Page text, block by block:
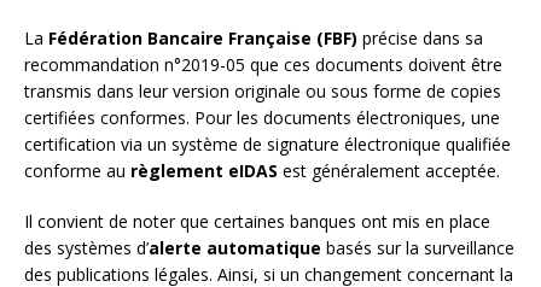
La Fédération Bancaire Française (FBF) précise dans sa
recommandation n°2019-05 que ces documents doivent être
transmis dans leur version originale ou sous forme de copies
certifiées conformes. Pour les documents électroniques, une
certification via un système de signature électronique qualifiée
conforme au règlement eIDAS est généralement acceptée.
Il convient de noter que certaines banques ont mis en place
des systèmes d’alerte automatique basés sur la surveillance
des publications légales. Ainsi, si un changement concernant la